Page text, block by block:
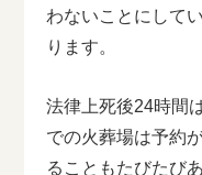
わないことにして
ります。
法律上死後24時間
での火葬場は予約
ることもたびたび